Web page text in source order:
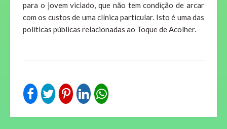
para o jovem viciado, que não tem condição de arcar
com os custos de uma clínica particular. Isto é uma das
políticas públicas relacionadas ao Toque de Acolher.